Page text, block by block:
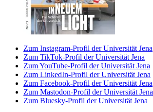
Zum Instagram-Profil der Universität Jena
Zum TikTok-Profil der Universität Jena
Zum YouTube-Profil der Universität Jena
Zum LinkedIn-Profil der Universität Jena
Zum Facebook-Profil der Universität Jena
Zum Mastodon-Profil der Universität Jena
Zum Bluesky-Profil der Universität Jena